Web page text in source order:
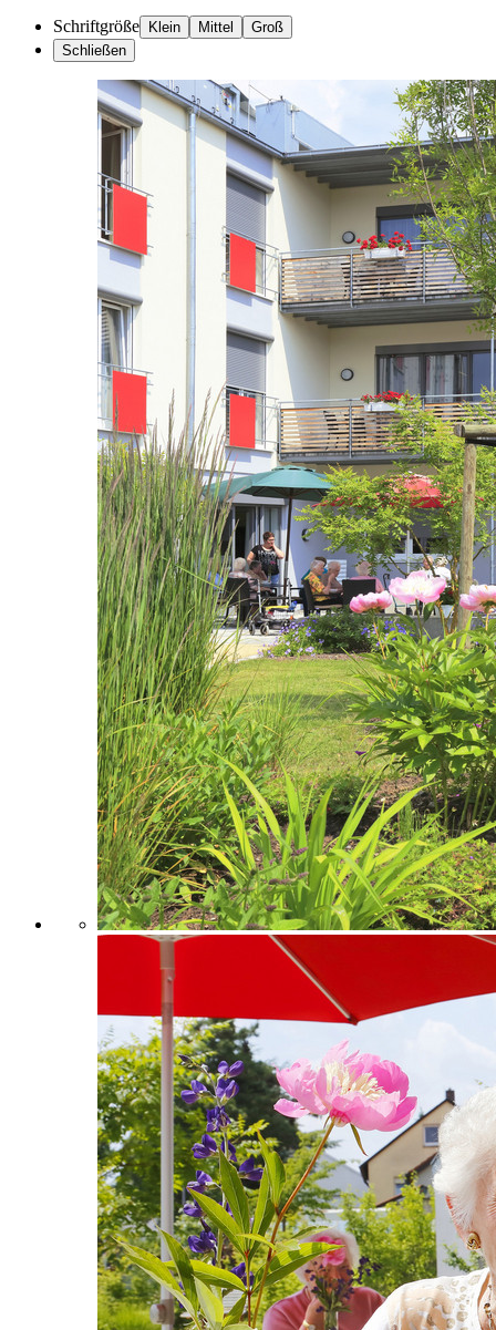
Schriftgröße Klein Mittel
Groß
Schließen